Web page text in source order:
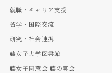
就職・キャリア支援
留学・国際交流
研究・社会連携
藤女子大学図書館
藤女子同窓会 藤の実会